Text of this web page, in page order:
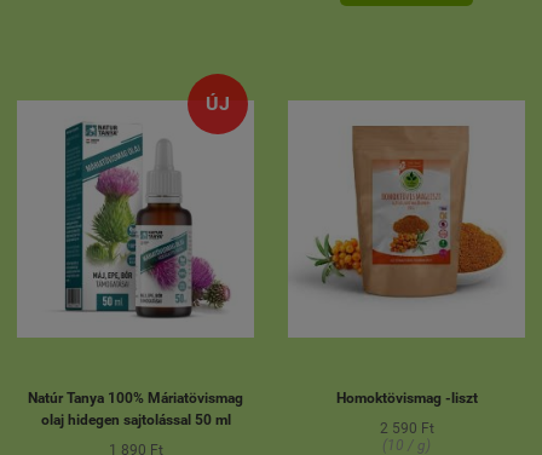
ÚJ
Natúr Tanya 100% Máriatövismag
olaj hidegen sajtolással 50 ml
1 890 Ft
Homoktövismag -liszt
2 590 Ft
(10 / g)